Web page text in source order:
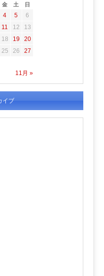
金 土 日
11月 »
4 5
6
11 12
13
18 19
20
25 26
27
イブ